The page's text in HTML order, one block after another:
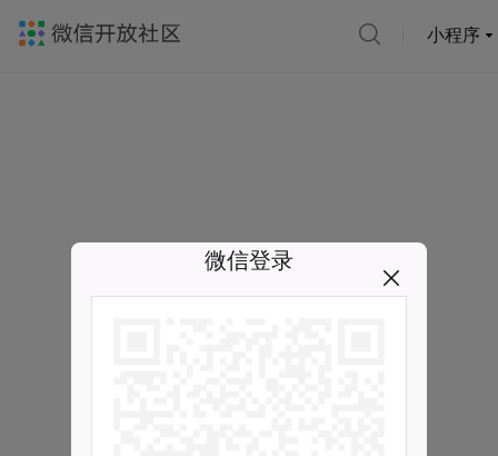
小程序
微信登录